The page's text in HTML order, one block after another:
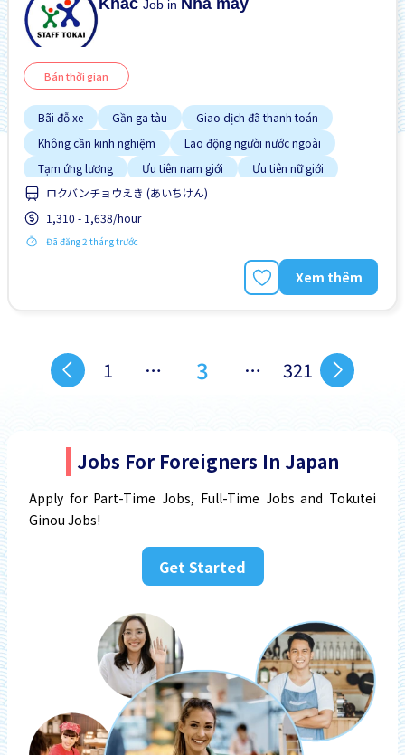
KhácJob in Nhà máy
Bán thời gian
Bãi đỗ xe Gần ga tàu
Giao dịch đã thanh toán
Không cần kinh nghiệm
Lao động người nước ngoài
Tạm ứng lương
Ưu tiên nam giới
Ưu tiên nữ giới
ロクバンチョウえき (あいちけん)
1,310 - 1,638/hour
Đã đăng 2 tháng trước
Xem thêm
1 … 3 … 321
Jobs For Foreigners In Japan
Apply for Part-Time Jobs, Full-Time Jobs and Tokutei
Ginou Jobs!
Get Started